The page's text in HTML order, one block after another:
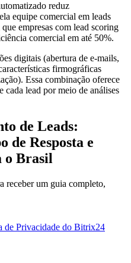
reduz
equipe comercial em leads
empresas com lead scoring
comercial em até 50%.
digitais (abertura de e-mails,
firmográficas
Essa combinação oferece
cada lead por meio de análises
de Leads:
de Resposta e
o Brasil
receber um guia completo,
de Privacidade do Bitrix24